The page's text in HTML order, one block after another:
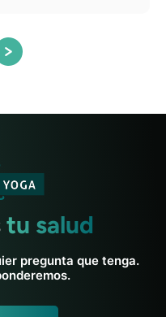
tu salud
pregunta que tenga.